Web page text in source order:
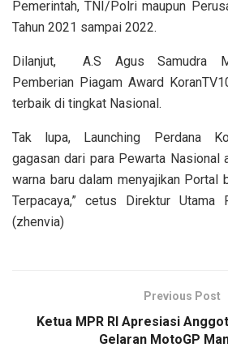
Pemerintah, TNI/Polri maupun
Tahun 2021 sampai 2022.
Dilanjut, A.S Agus Samudra
Pemberian Piagam Award
terbaik di tingkat Nasional.
Tak lupa, Launching Perdana
gagasan dari para Pewarta Nasional
warna baru dalam menyajikan Portal
Terpacaya,” cetus Direktur
(zhenvia)
Previous Post
Ketua MPR RI Apresiasi
Gelaran MotoGP